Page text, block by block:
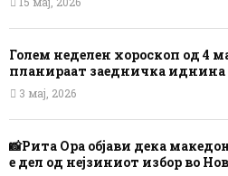
Голем неделен хороскоп од 4
планираат заедничка иднина
3 мај, 2026
📸Рита Ора објави дека
е дел од нејзиниот избор во